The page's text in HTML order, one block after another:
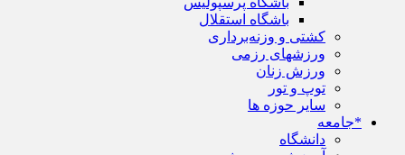
باشگاه استقلال
کشتی و وزنه‌برداری
ورزشهای رزمی
ورزش زنان
توپ و تور
سایر حوزه ها
*جامعه
دانشگاه